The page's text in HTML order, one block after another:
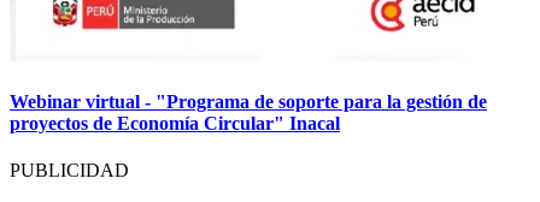
Webinar virtual - "Programa de soporte para la gestión de
proyectos de Economía Circular" Inacal
PUBLICIDAD